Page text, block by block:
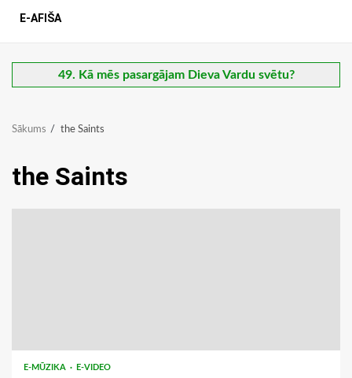
E-AFIŠA
49. Kā mēs pasargājam Dieva Vardu svētu?
Sākums the Saints
the Saints
E-MŪZIKA E-VIDEO